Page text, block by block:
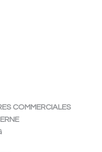
COMMERCIALES